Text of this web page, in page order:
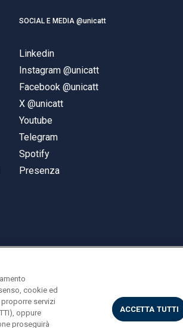
SOCIAL E MEDIA @unicatt
Linkedin
Instagram @unicatt
Facebook @unicatt
X @unicatt
Youtube
Telegram
Spotify
Presenza
Privacy
cookie ed
servizi
oppure
proseguirà
ACCETTA TUTTI